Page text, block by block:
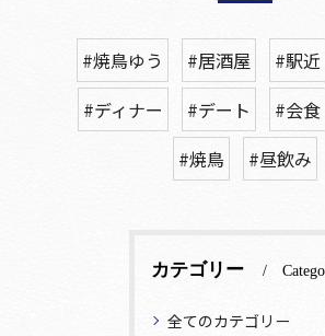
#焼鳥ゆう #居酒屋 #駅近
#ディナー
#デート #会食
#焼鳥
#昼飲み
カテゴリー
全てのカテゴリー